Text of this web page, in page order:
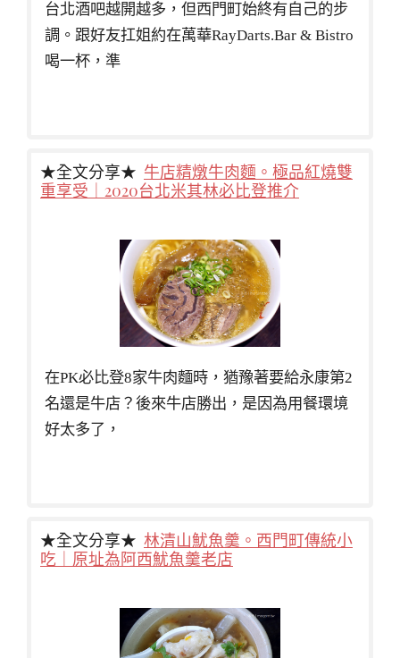
台北酒吧越開越多，但西門町始終有自己的步
調。跟好友扛姐約在萬華RayDarts.Bar & Bistro
喝一杯，準
★全文分享★ 牛店精燉牛肉麵。極品紅燒雙
重享受｜2020台北米其林必比登推介
在PK必比登8家牛肉麵時，猶豫著要給永康第2
名還是牛店？後來牛店勝出，是因為用餐環境
好太多了，
★全文分享★ 林清山魷魚羹。西門町傳統小
吃｜原址為阿西魷魚羹老店